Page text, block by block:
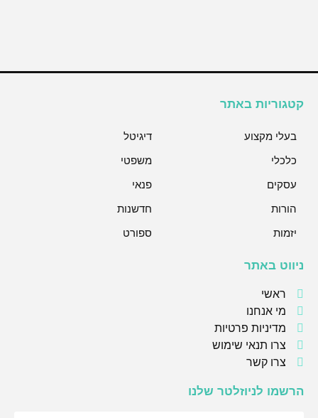
קטגוריות באתר
בעלי מקצוע
דיגיטל
כלכלי
משפטי
עסקים
פנאי
הורות
חדשנות
יזמות
ספורט
ניווט באתר
ראשי
מי אנחנו
מדיניות פרטיות
צרו תנאי שימוש
צרו קשר
הרשמו לניוזלטר שלנו